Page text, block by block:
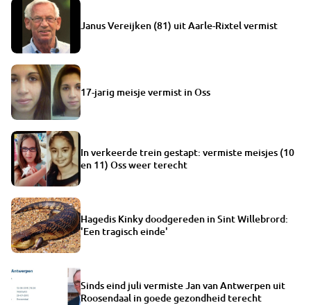
Janus Vereijken (81) uit Aarle-Rixtel vermist
17-jarig meisje vermist in Oss
In verkeerde trein gestapt: vermiste meisjes (10
en 11) Oss weer terecht
Hagedis Kinky doodgereden in Sint Willebrord:
'Een tragisch einde'
Sinds eind juli vermiste Jan van Antwerpen uit
Roosendaal in goede gezondheid terecht